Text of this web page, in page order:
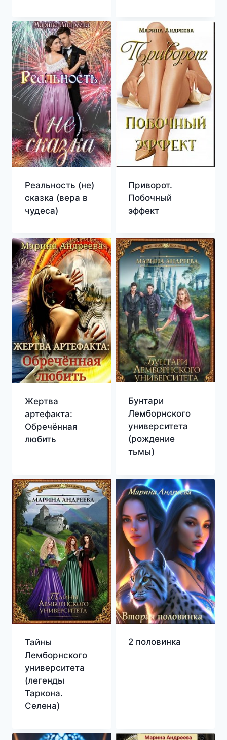
Реальность (не)
сказка (вера в
чудеса)
Приворот.
Побочный
эффект
Жертва
артефакта:
Обречённая
любить
Бунтари
Лемборнского
университета
(рождение
тьмы)
Тайны
Лемборнского
университета
(легенды
Таркона.
Селена)
2 половинка